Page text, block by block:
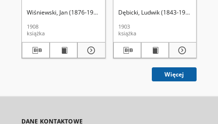
Sobierajskiego w 1907 r.
Wiśniewski, Jan (1876-1943)
1908
książka
Dębicki, Ludwik (1843-1908)
1903
książka
Więcej
DANE KONTAKTOWE